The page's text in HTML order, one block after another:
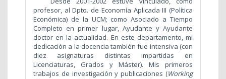
profesor, al Dpto. de Economía Aplicada III (Política
Económica) de la UCM; como Asociado a Tiempo
Completo en primer lugar, Ayudante y Ayudante
doctor en la actualidad. En este departamento, mi
dedicación a la docencia también fue intensiva (con
diez asignaturas distintas impartidas en
Licenciaturas, Grados y Máster). Mis primeros
trabajos de investigación y publicaciones (Working